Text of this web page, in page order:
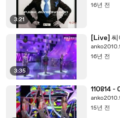
3:21
16년 전
3:35
[Live] 씨
16년 전
110814 -
15년 전